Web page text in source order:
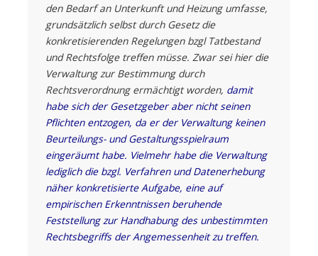
den Bedarf an Unterkunft und Heizung umfasse,
grundsätzlich selbst durch Gesetz die
konkretisierenden Regelungen bzgl Tatbestand
und Rechtsfolge treffen müsse. Zwar sei hier die
Verwaltung zur Bestimmung durch
Rechtsverordnung ermächtigt worden, damit
habe sich der Gesetzgeber aber nicht seinen
Pflichten entzogen, da er der Verwaltung keinen
Beurteilungs- und Gestaltungsspielraum
eingeräumt habe. Vielmehr habe die Verwaltung
lediglich die bzgl. Verfahren und Datenerhebung
näher konkretisierte Aufgabe, eine auf
empirischen Erkenntnissen beruhende
Feststellung zur Handhabung des unbestimmten
Rechtsbegriffs der Angemessenheit zu treffen.